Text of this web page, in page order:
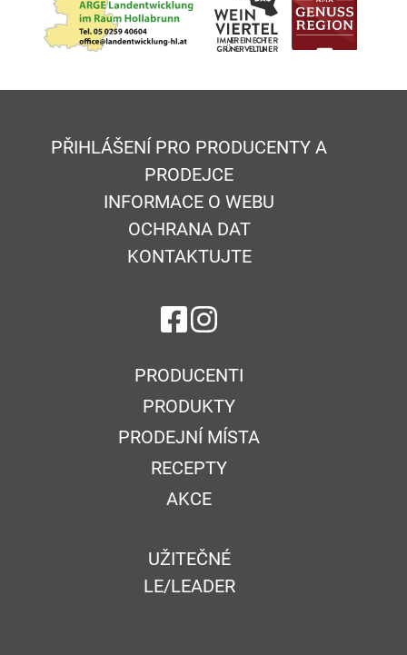
PŘIHLÁŠENÍ PRO PRODUCENTY A
PRODEJCE
INFORMACE O WEBU
OCHRANA DAT
KONTAKTUJTE
na Facebook
na Instagram
PRODUCENTI
PRODUKTY
PRODEJNÍ MÍSTA
RECEPTY
AKCE
UŽITEČNÉ
LE/LEADER